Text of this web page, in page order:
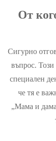
От
Сигурно
въпрос.
специален
че тя е
„Мама и